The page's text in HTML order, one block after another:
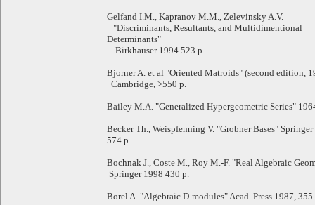
Gelfand I.M., Kapranov M.M., Zelevinsky A.V.
"Discriminants, Resultants, and Multidimentional
Determinants"
Birkhauser 1994 523 p.
Bjorner A. et al "Oriented Matroids" (second edition,
Cambridge, >550 p.
Bailey M.A. "Generalized Hypergeometric Series"
Becker Th., Weispfenning V. "Grobner Bases"
574 p.
Bochnak J., Coste M., Roy M.-F. "Real Algebraic
Springer 1998 430 p.
Borel A. "Algebraic D-modules" Acad. Press 1987, 355